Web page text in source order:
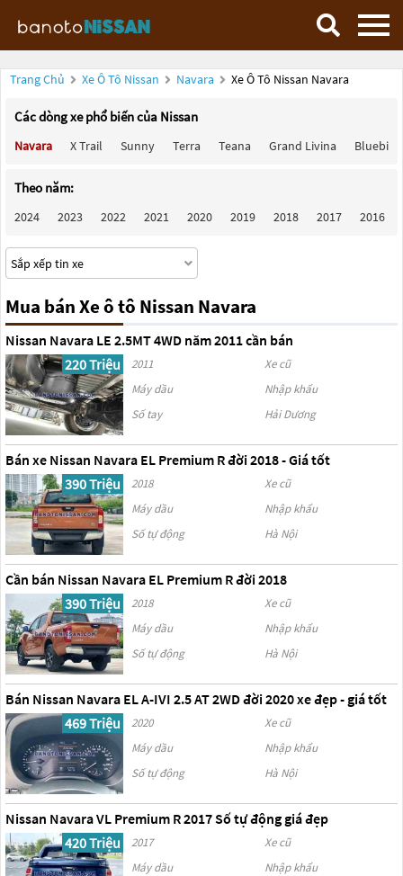
Trang Chủ Xe Ô Tô Nissan Navara Xe Ô Tô Nissan Navara
Các dòng xe phổ biến của Nissan
Navara X Trail Sunny Terra Teana Grand Livina Bluebird
Theo năm:
2024 2023 2022 2021 2020 2019 2018 2017 2016
Mua bán Xe ô tô Nissan Navara
Nissan Navara LE 2.5MT 4WD năm 2011 cần bán
220 Triệu
2011
Xe cũ
Máy dầu
Nhập khẩu
Số tay
Hải Dương
Bán xe Nissan Navara EL Premium R đời 2018 - Giá tốt
390 Triệu
2018
Xe cũ
Máy dầu
Nhập khẩu
Số tự động
Hà Nội
Cần bán Nissan Navara EL Premium R đời 2018
390 Triệu
2018
Xe cũ
Máy dầu
Nhập khẩu
Số tự động
Hà Nội
Bán Nissan Navara EL A-IVI 2.5 AT 2WD đời 2020 xe đẹp - giá tốt
469 Triệu
2020
Xe cũ
Máy dầu
Nhập khẩu
Số tự động
Hà Nội
Nissan Navara VL Premium R 2017 Số tự động giá đẹp
420 Triệu
2017
Xe cũ
Máy dầu
Nhập khẩu